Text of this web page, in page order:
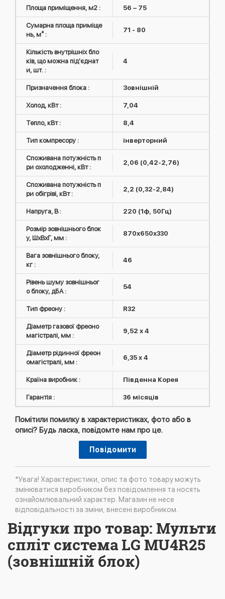
Площа приміщення, м2 : 56 – 75
Сумарна площа приміще
нь, м² :
71 - 80
Кількість внутрішніх бло
ків, що можна під'єднат
и, шт. :
4
Призначення блока : Зовнішній
Холод, кВт : 7,04
Тепло, кВт : 8,4
Тип компресору : інверторний
Споживана потужність п
ри охолодженні, кВт :
2,06 (0,42-2,76)
Споживана потужність п
ри обігріві, кВт :
2,2 (0,32-2,84)
Напруга, В : 220 (1ф, 50Гц)
Розмір зовнішнього блок
у, ШxВxГ, мм :
870х650х330
Вага зовнішнього блоку,
кг :
46
Рівень шуму зовнішньог
о блоку, дБА :
54
Тип фреону : R32
Діаметр газової фреоно
магістралі, мм :
9,52 х 4
Діаметр рідинної фреон
омагістралі, мм :
6,35 x 4
Країна виробник : Південна Корея
Гарантія : 36 місяців
Помітили помилку в характеристиках, фото або в
описі? Будь ласка, повідомте нам про це.
Повідомити
*Увага! Характеристики, опис та фото товару можуть
змінюватися виробником без повідомлення та носять
ознайомлювальний характер. Магазин не несе
відповідальності за зміни, внесені виробником.
Відгуки про товар: Мульти
спліт система LG MU4R25
(зовнішній блок)